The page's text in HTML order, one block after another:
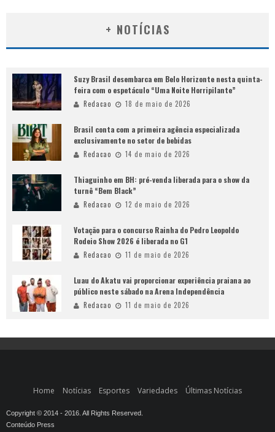
+ NOTÍCIAS
Suzy Brasil desembarca em Belo Horizonte nesta quinta-
feira com o espetáculo “Uma Noite Horripilante”
Redacao 18 de maio de 2026
Brasil conta com a primeira agência especializada
exclusivamente no setor de bebidas
Redacao 14 de maio de 2026
Thiaguinho em BH: pré-venda liberada para o show da
turnê “Bem Black”
Redacao 12 de maio de 2026
Votação para o concurso Rainha do Pedro Leopoldo
Rodeio Show 2026 é liberada no G1
Redacao 11 de maio de 2026
Luau do Akatu vai proporcionar experiência praiana ao
público neste sábado na Arena Independência
Redacao 11 de maio de 2026
Home Notícias Esportes Variedades Últimas Notícias
Copyright © 2014 - 2016. All Rights Reserved.
Conteúdo Press